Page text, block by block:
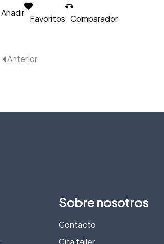
Añadir
Favoritos Comparador
Anterior
Sobre nosotros
Contacto
Cita taller